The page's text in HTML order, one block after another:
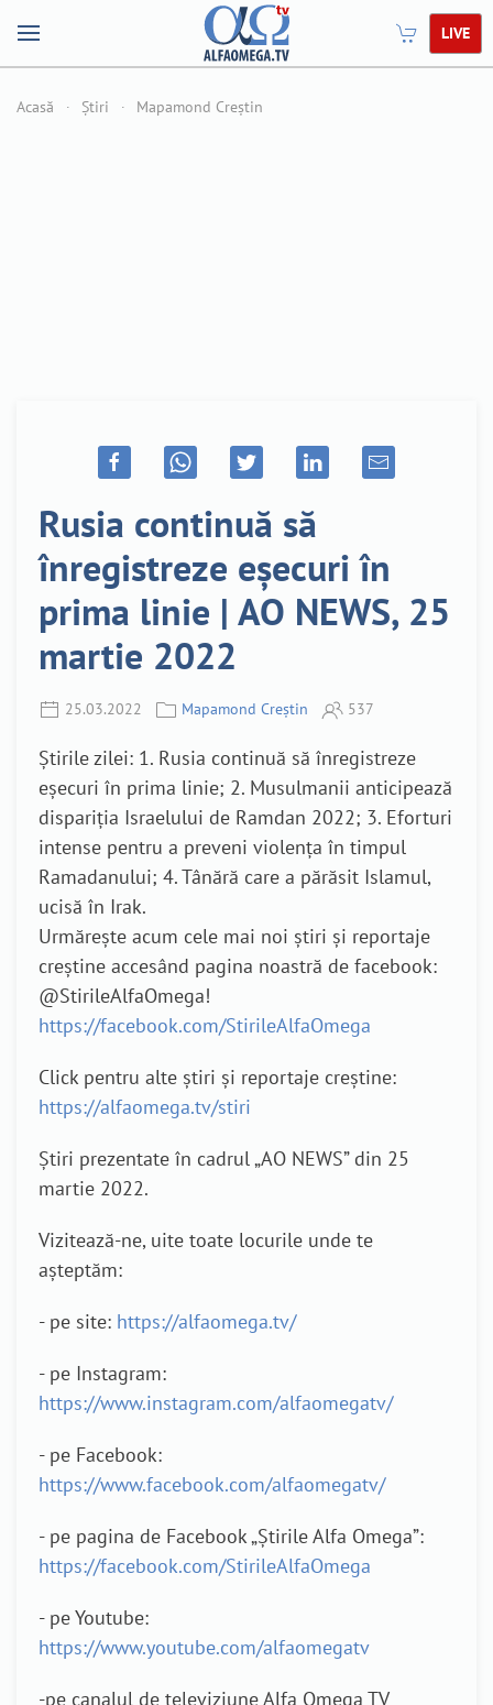
LIVE
Acasă Știri Mapamond Creștin
Rusia continuă să
înregistreze eșecuri în
prima linie | AO NEWS, 25
martie 2022
25.03.2022 Mapamond Creștin 537
Știrile zilei: 1. Rusia continuă să înregistreze
eșecuri în prima linie; 2. Musulmanii anticipează
dispariția Israelului de Ramdan 2022; 3. Eforturi
intense pentru a preveni violența în timpul
Ramadanului; 4. Tânără care a părăsit Islamul,
ucisă în Irak.
Urmărește acum cele mai noi știri și reportaje
creștine accesând pagina noastră de facebook:
@StirileAlfaOmega!
https://facebook.com/StirileAlfaOmega
Click pentru alte știri și reportaje creștine:
https://alfaomega.tv/stiri
Știri prezentate în cadrul „AO NEWS” din 25
martie 2022.
Vizitează-ne, uite toate locurile unde te
așteptăm:
- pe site: https://alfaomega.tv/
- pe Instagram:
https://www.instagram.com/alfaomegatv/
- pe Facebook:
https://www.facebook.com/alfaomegatv/
- pe pagina de Facebook „Știrile Alfa Omega”:
https://facebook.com/StirileAlfaOmega
- pe Youtube:
https://www.youtube.com/alfaomegatv
-pe canalul de televiziune Alfa Omega TV